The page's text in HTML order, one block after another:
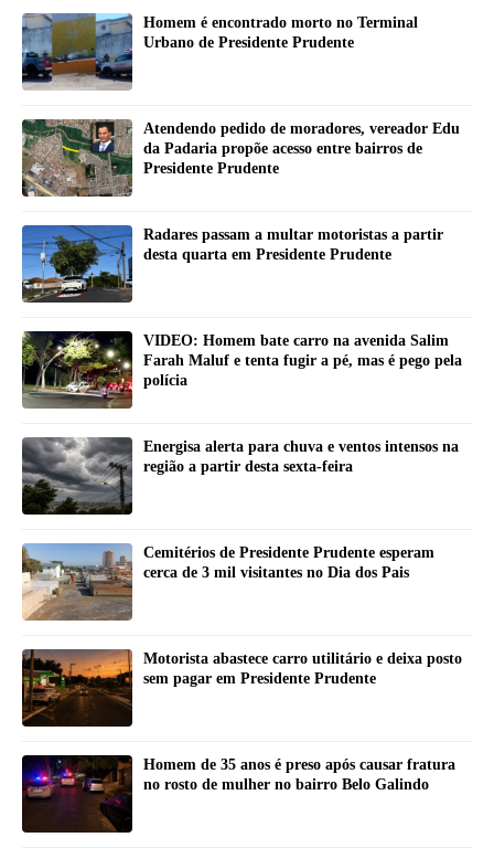
Homem é encontrado morto no Terminal
Urbano de Presidente Prudente
Atendendo pedido de moradores, vereador Edu
da Padaria propõe acesso entre bairros de
Presidente Prudente
Radares passam a multar motoristas a partir
desta quarta em Presidente Prudente
VIDEO: Homem bate carro na avenida Salim
Farah Maluf e tenta fugir a pé, mas é pego pela
polícia
Energisa alerta para chuva e ventos intensos na
região a partir desta sexta-feira
Cemitérios de Presidente Prudente esperam
cerca de 3 mil visitantes no Dia dos Pais
Motorista abastece carro utilitário e deixa posto
sem pagar em Presidente Prudente
Homem de 35 anos é preso após causar fratura
no rosto de mulher no bairro Belo Galindo